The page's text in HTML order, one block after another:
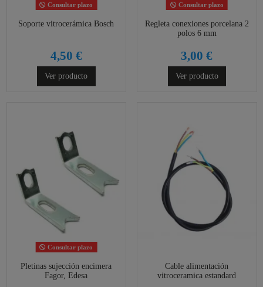
Consultar plazo
Soporte vitrocerámica Bosch
4,50 €
Ver producto
Consultar plazo
Regleta conexiones porcelana 2
polos 6 mm
3,00 €
Ver producto
Consultar plazo
Pletinas sujección encimera
Fagor, Edesa
Cable alimentación
vitroceramica estandard